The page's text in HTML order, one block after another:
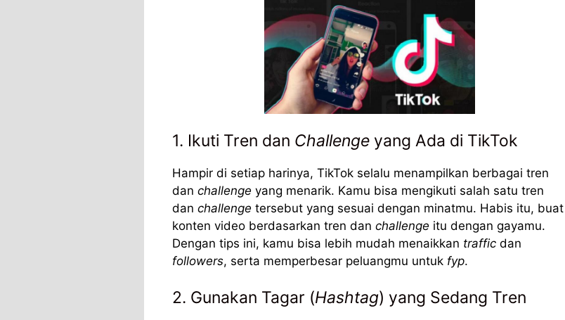
1. Ikuti Tren dan Challenge yang Ada di TikTok
Hampir di setiap harinya, TikTok selalu menampilkan berbagai tren
dan challenge yang menarik. Kamu bisa mengikuti salah satu tren
dan challenge tersebut yang sesuai dengan minatmu. Habis itu, buat
konten video berdasarkan tren dan challenge itu dengan gayamu.
Dengan tips ini, kamu bisa lebih mudah menaikkan traffic dan
followers, serta memperbesar peluangmu untuk fyp.
2. Gunakan Tagar (Hashtag) yang Sedang Tren